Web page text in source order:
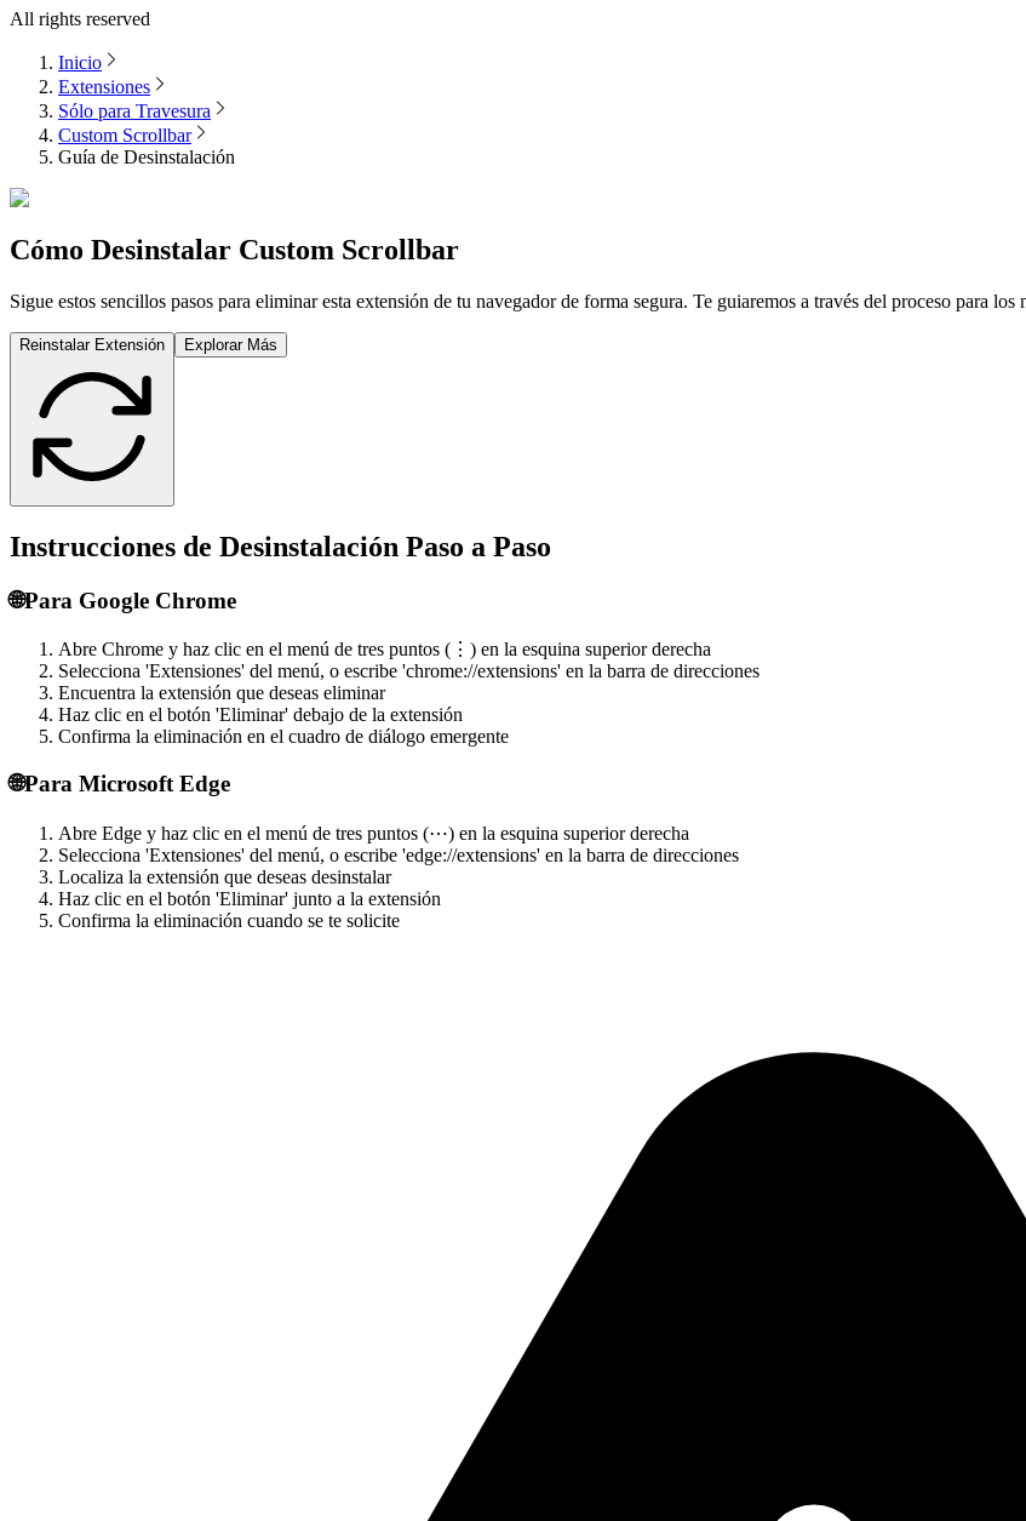
All rights reserved
Inicio
Extensiones
Sólo para Travesura
Custom Scrollbar
Guía de Desinstalación
Cómo Desinstalar Custom Scrollbar
Sigue estos sencillos pasos para eliminar esta extensión de tu navegador de forma segura. Te guiaremos a través del proceso para
Reinstalar Extensión Explorar Más
Instrucciones de Desinstalación Paso a Paso
🌐Para Google Chrome
Abre Chrome y haz clic en el menú de tres puntos (⋮) en la esquina superior derecha
Selecciona 'Extensiones' del menú, o escribe 'chrome://extensions' en la barra de direcciones
Encuentra la extensión que deseas eliminar
Haz clic en el botón 'Eliminar' debajo de la extensión
Confirma la eliminación en el cuadro de diálogo emergente
🌐Para Microsoft Edge
Abre Edge y haz clic en el menú de tres puntos (⋯) en la esquina superior derecha
Selecciona 'Extensiones' del menú, o escribe 'edge://extensions' en la barra de direcciones
Localiza la extensión que deseas desinstalar
Haz clic en el botón 'Eliminar' junto a la extensión
Confirma la eliminación cuando se te solicite